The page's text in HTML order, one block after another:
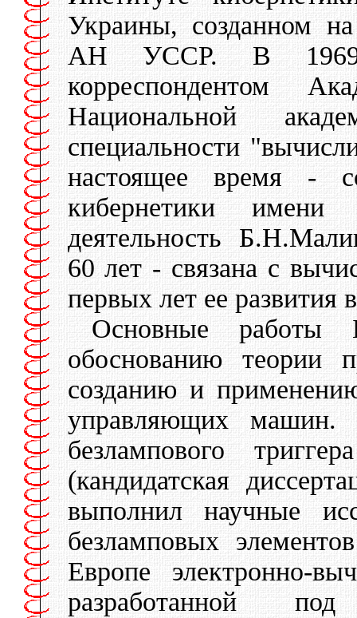
Украины, созданном
АН УССР. В 1969
корреспондентом
Национальной
специальности
настоящее время -
кибернетики
деятельность
60 лет - связана с
первых лет ее развития
Основные работы
обоснованию теории
созданию и
управляющих машин.
безлампового
(кандидатская
выполнил научные
безламповых
Европе электронно-
разработанной